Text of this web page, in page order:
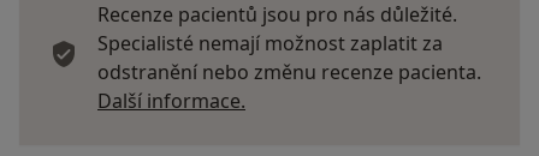
Recenze pacientů jsou pro nás důležité.
Specialisté nemají možnost zaplatit za
odstranění nebo změnu recenze pacienta.
Další informace.